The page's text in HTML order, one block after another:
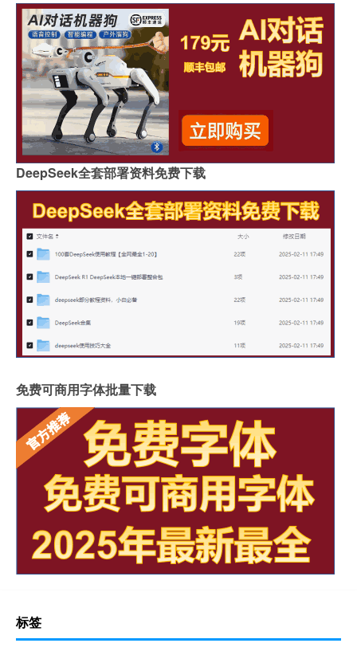
DeepSeek全套部署资料免费下载
免费可商用字体批量下载
标签